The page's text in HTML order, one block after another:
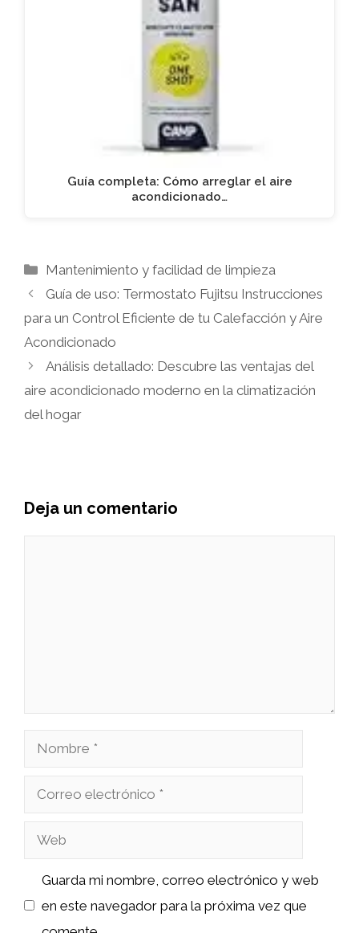
Guía completa: Cómo arreglar el aire
acondicionado…
Categorías
Mantenimiento y facilidad de limpieza
Guía de uso: Termostato Fujitsu Instrucciones
para un Control Eficiente de tu Calefacción y Aire
Acondicionado
Análisis detallado: Descubre las ventajas del
aire acondicionado moderno en la climatización
del hogar
Deja un comentario
Nombre
Correo
Web
Guarda mi nombre, correo electrónico y web
en este navegador para la próxima vez que